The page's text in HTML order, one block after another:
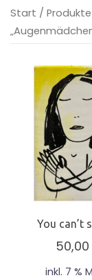
Start /
You can’t
50,00
inkl. 7 %